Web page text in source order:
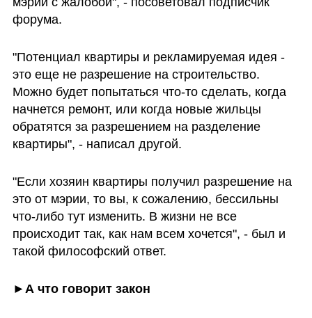
форума.
"Потенциал квартиры и рекламируемая идея -
это еще не разрешение на строительство.
Можно будет попытаться что-то сделать, когда
начнется ремонт, или когда новые жильцы
обратятся за разрешением на разделение
квартиры", - написал другой.
"Если хозяин квартиры получил разрешение на
это от мэрии, то вы, к сожалению, бессильны
что-либо тут изменить. В жизни не все
происходит так, как нам всем хочется", - был и
такой философский ответ.
►А что говорит закон